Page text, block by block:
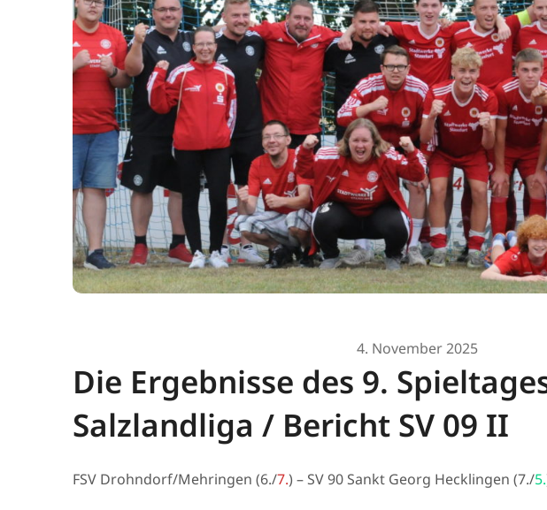
4. November 2025
Die Ergebnisse des 9.
Salzlandliga / Bericht SV 09 II
FSV Drohndorf/Mehringen (6./7.) – SV 90 Sankt Georg Hecklingen (7./5.